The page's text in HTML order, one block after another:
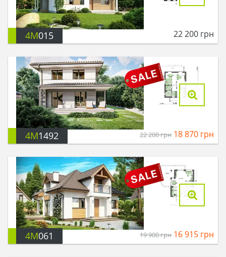
4M015 22 200 грн
4M1492 22 200грн 18 870 грн
4M061 19 900грн 16 915 грн